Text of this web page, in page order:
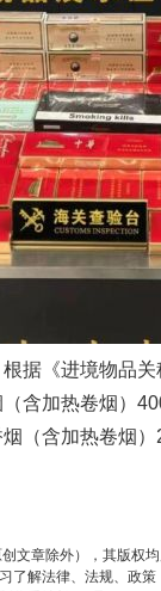
《进境物品关
含加热卷烟）
（含加热卷烟
文章除外），其版
了解法律、法规、政
一纸欠条伤亲情 巡